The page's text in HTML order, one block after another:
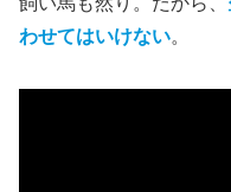
わせてはいけない。